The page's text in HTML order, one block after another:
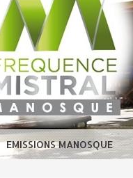
EMISSIONS MANOSQUE